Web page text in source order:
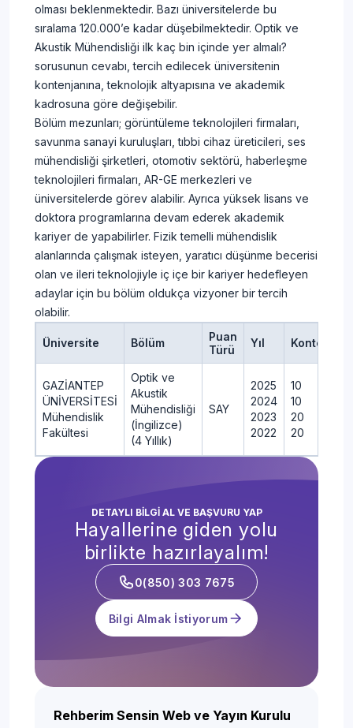
olması beklenmektedir. Bazı üniversitelerde bu
sıralama 120.000’e kadar düşebilmektedir. Optik ve
Akustik Mühendisliği ilk kaç bin içinde yer almalı?
sorusunun cevabı, tercih edilecek üniversitenin
kontenjanına, teknolojik altyapısına ve akademik
kadrosuna göre değişebilir.
Bölüm mezunları; görüntüleme teknolojileri firmaları,
savunma sanayi kuruluşları, tıbbi cihaz üreticileri, ses
mühendisliği şirketleri, otomotiv sektörü, haberleşme
teknolojileri firmaları, AR-GE merkezleri ve
üniversitelerde görev alabilir. Ayrıca yüksek lisans ve
doktora programlarına devam ederek akademik
kariyer de yapabilirler. Fizik temelli mühendislik
alanlarında çalışmak isteyen, yaratıcı düşünme becerisi
olan ve ileri teknolojiyle iç içe bir kariyer hedefleyen
adaylar için bu bölüm oldukça vizyoner bir tercih
olabilir.
Üniversite Bölüm
Puan
Türü
Yıl Kontenjan
GAZİANTEP
ÜNİVERSİTESİ
Mühendislik
Fakültesi
Optik ve
Akustik
Mühendisliği
(İngilizce)
(4 Yıllık)
SAY
2025
2024
2023
2022
10
10
20
20
DETAYLI BİLGİ AL VE BAŞVURU YAP
Hayallerine giden yolu
birlikte hazırlayalım!
0(850) 303 7675
Bilgi Almak İstiyorum
Rehberim Sensin Web ve Yayın Kurulu